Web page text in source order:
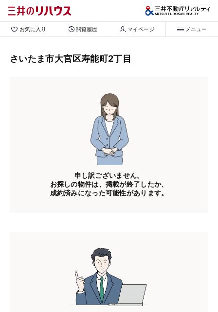
お気に入り 閲覧履歴 マイページ メニュー
さいたま市大宮区寿能町2丁目
申し訳ございません。
お探しの物件は、掲載が終了したか、
成約済みになった可能性があります。